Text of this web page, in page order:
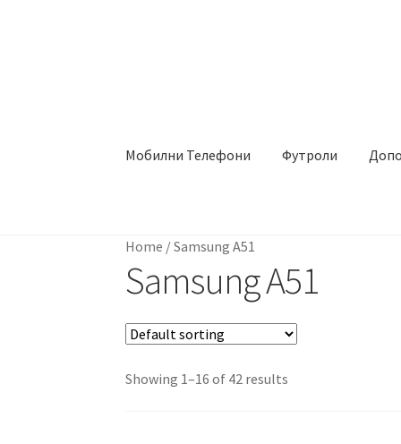
Мобилни Телефони Футроли
Сервис за мобилни телефони
Home /Samsung A51
Samsung A51
Showing 1–16 of 42 results